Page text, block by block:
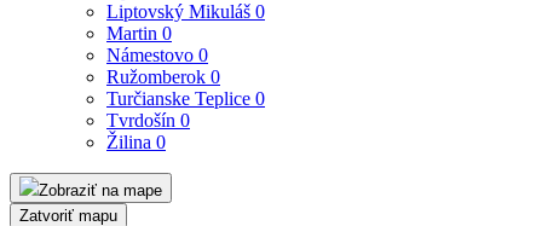
Liptovský Mikuláš 0
Martin 0
Námestovo 0
Ružomberok 0
Turčianske Teplice 0
Tvrdošín 0
Žilina 0
Zobraziť na mape
Zatvoriť mapu